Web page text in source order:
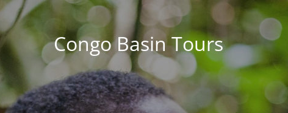
Congo Basin Tours